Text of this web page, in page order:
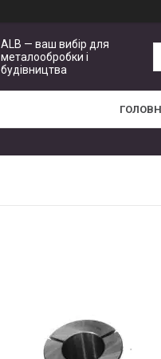
ALB — ваш вибір для
металообробки і
будівництва